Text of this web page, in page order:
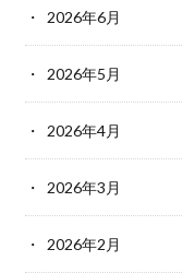
2026年6月
2026年5月
2026年4月
2026年3月
2026年2月